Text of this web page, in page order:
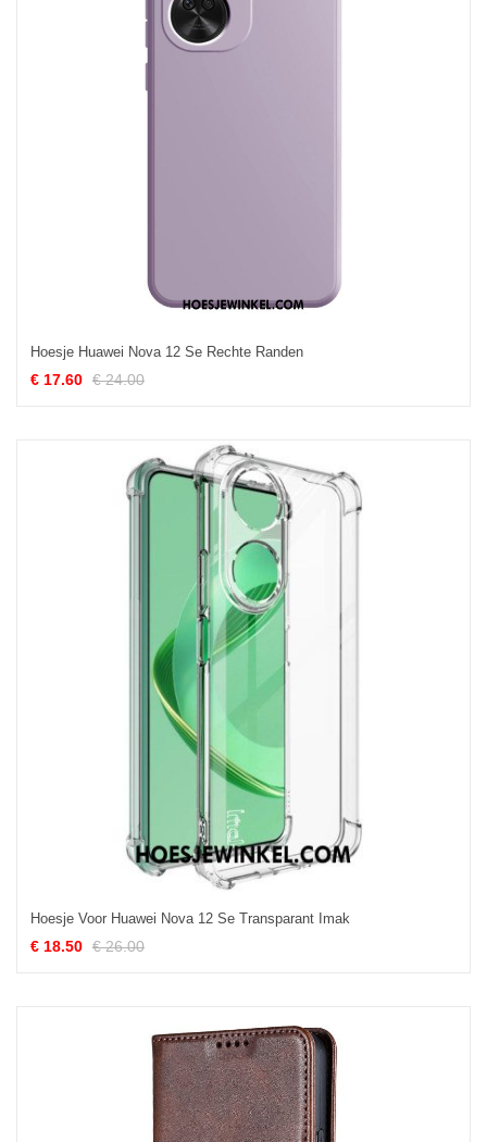
Hoesje Huawei Nova 12 Se Rechte Randen
€ 17.60 € 24.00
Hoesje Voor Huawei Nova 12 Se Transparant Imak
€ 18.50 € 26.00